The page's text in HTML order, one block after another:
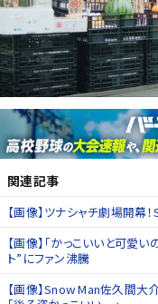
関連記事
【画像】ツナシャチ劇場開
【画像】「かっこいいと可愛
ト”にファン沸騰
【画像】Snow Man佐久間大